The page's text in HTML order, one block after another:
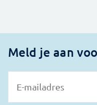
Meld je aan